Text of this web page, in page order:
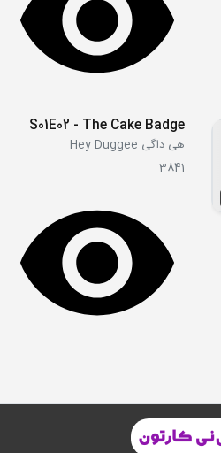
S01E02 - The Cake Badge
هی داگی Hey Duggee
3841